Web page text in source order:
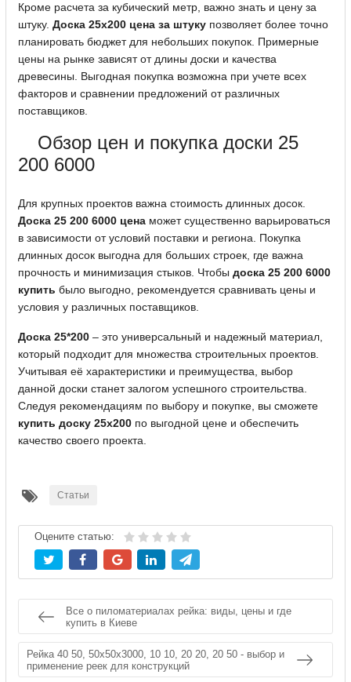
Кроме расчета за кубический метр, важно знать и цену за
штуку. Доска 25х200 цена за штуку позволяет более точно
планировать бюджет для небольших покупок. Примерные
цены на рынке зависят от длины доски и качества
древесины. Выгодная покупка возможна при учете всех
факторов и сравнении предложений от различных
поставщиков.
Обзор цен и покупка доски 25
200 6000
Для крупных проектов важна стоимость длинных досок.
Доска 25 200 6000 цена может существенно варьироваться
в зависимости от условий поставки и региона. Покупка
длинных досок выгодна для больших строек, где важна
прочность и минимизация стыков. Чтобы доска 25 200 6000
купить было выгодно, рекомендуется сравнивать цены и
условия у различных поставщиков.
Доска 25*200 – это универсальный и надежный материал,
который подходит для множества строительных проектов.
Учитывая её характеристики и преимущества, выбор
данной доски станет залогом успешного строительства.
Следуя рекомендациям по выбору и покупке, вы сможете
купить доску 25х200 по выгодной цене и обеспечить
качество своего проекта.
Статьи
Оцените статью:
Все о пиломатериалах рейка: виды, цены и где
купить в Киеве
Рейка 40 50, 50х50х3000, 10 10, 20 20, 20 50 - выбор и
применение реек для конструкций